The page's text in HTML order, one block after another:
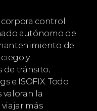
control
autónomo de
de
y
de tránsito,
e ISOFIX. Todo
valoran la
más